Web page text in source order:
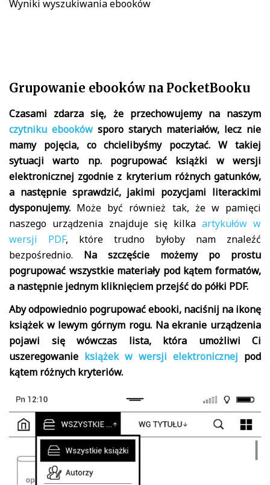
Wyniki wyszukiwania ebooków
Grupowanie ebooków na PocketBooku
Czasami zdarza się, że przechowujemy na naszym
czytniku ebooków sporo starych materiałów, lecz nie
mamy pojęcia, co chcielibyśmy poczytać. W takiej
sytuacji warto np. pogrupować książki w wersji
elektronicznej zgodnie z kryterium różnych gatunków,
a następnie sprawdzić, jakimi pozycjami literackimi
dysponujemy. Może być również tak, że w pamięci
naszego urządzenia znajduje się kilka artykułów w
wersji PDF, które trudno byłoby nam znaleźć
bezpośrednio. Na szczęście możemy po prostu
pogrupować wszystkie materiały pod kątem formatów,
a następnie jednym kliknięciem przejść do półki PDF.
Aby odpowiednio pogrupować ebooki, naciśnij na ikonę
książek w lewym górnym rogu. Na ekranie urządzenia
pojawi się wówczas lista, która umożliwi Ci
uszeregowanie książek w wersji elektronicznej pod
kątem różnych kryteriów.